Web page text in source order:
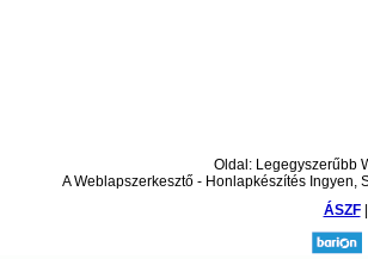
Oldal: Legegyszerűbb
A Weblapszerkesztő - Honlapkészítés Ingyen,
ÁSZF